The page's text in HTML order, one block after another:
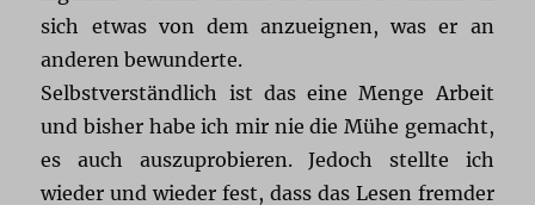
sich etwas von dem anzueignen, was er an
anderen bewunderte.
Selbstverständlich ist das eine Menge Arbeit
und bisher habe ich mir nie die Mühe gemacht,
es auch auszuprobieren. Jedoch stellte ich
wieder und wieder fest, dass das Lesen fremder